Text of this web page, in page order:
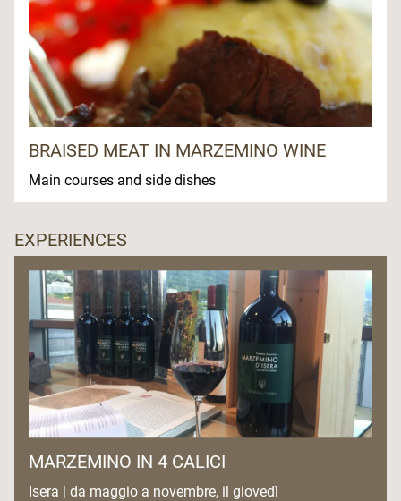
BRAISED MEAT IN MARZEMINO WINE
Main courses and side dishes
EXPERIENCES
MARZEMINO IN 4 CALICI
Isera | da maggio a novembre, il giovedì